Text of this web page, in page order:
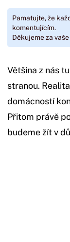
Pamatujte, že
komentujícím.
Děkujeme za
Většina z nás
stranou.
domácností
Přitom právě
budeme žít v